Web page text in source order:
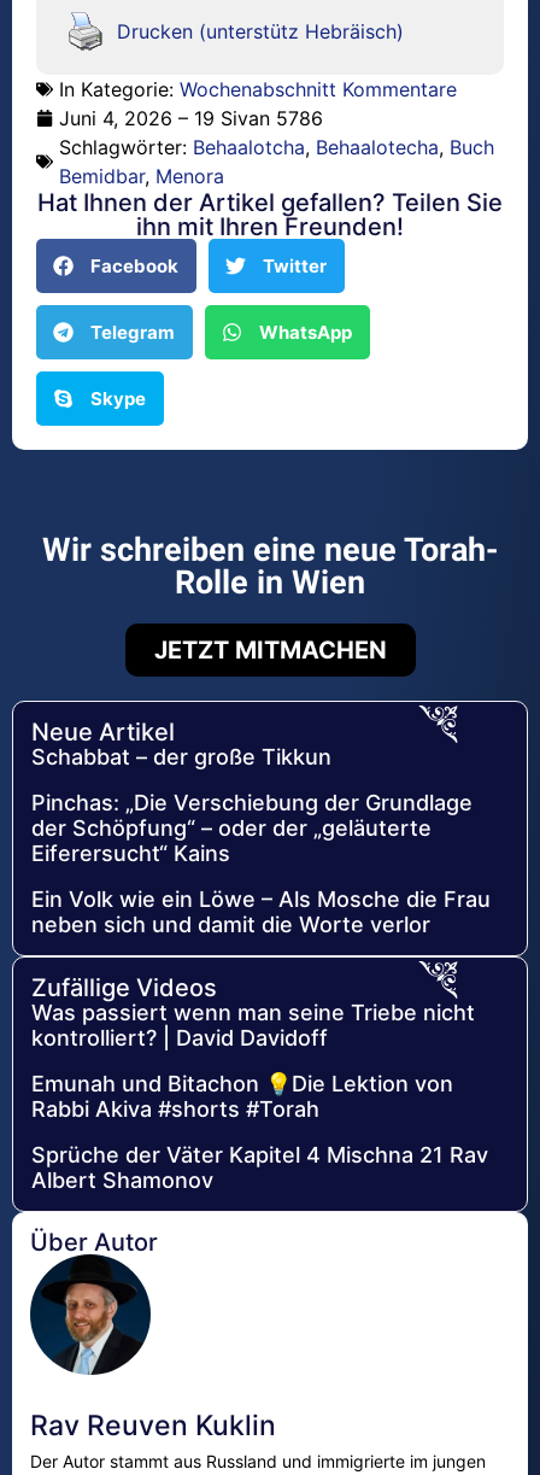
Drucken (unterstütz Hebräisch)
In Kategorie: Wochenabschnitt Kommentare
Juni 4, 2026 – 19 Sivan 5786
Schlagwörter: Behaalotcha, Behaalotecha, Buch
Bemidbar, Menora
Hat Ihnen der Artikel gefallen? Teilen Sie
ihn mit Ihren Freunden!
Facebook Twitter
Telegram WhatsApp
Skype
Wir schreiben eine neue Torah-
Rolle in Wien
JETZT MITMACHEN
Neue Artikel
Schabbat – der große Tikkun
Pinchas: „Die Verschiebung der Grundlage
der Schöpfung“ – oder der „geläuterte
Eiferersucht“ Kains
Ein Volk wie ein Löwe – Als Mosche die Frau
neben sich und damit die Worte verlor
Zufällige Videos
Was passiert wenn man seine Triebe nicht
kontrolliert? | David Davidoff
Emunah und Bitachon 💡Die Lektion von
Rabbi Akiva #shorts #Torah
Sprüche der Väter Kapitel 4 Mischna 21 Rav
Albert Shamonov
Über Autor
Rav Reuven Kuklin
Der Autor stammt aus Russland und immigrierte im jungen